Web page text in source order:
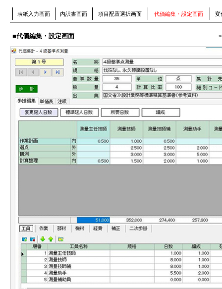
表紙入力画面 内訳書画面 項目配置選択画面 代価編集・設定画面 変
■代価編集・設定画面